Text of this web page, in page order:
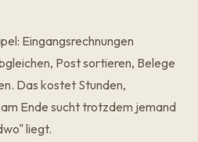
Eingangsrechnungen
Post sortieren, Belege
Das kostet Stunden,
Ende sucht trotzdem jemand
liegt.